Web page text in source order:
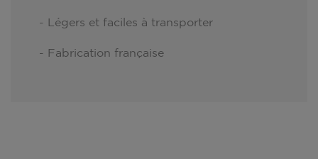
- Légers et faciles à transporter
- Fabrication française